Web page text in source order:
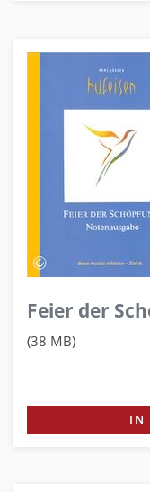
Feier der
(38 MB)
IN